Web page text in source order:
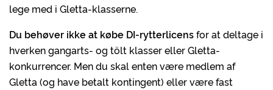
lege med i Gletta-klasserne.
Du behøver ikke at købe DI-rytterlicensfor at deltage i
hverken gangarts- og tölt klasser eller Gletta-
konkurrencer. Men du skal enten være medlem af
Gletta (og have betalt kontingent) eller være fast